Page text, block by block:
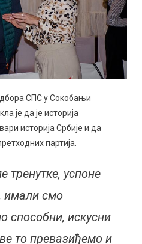
СПС у Сокобањи
је да је историја
историја Србије и да
партија.
тренутке, успоне
имали смо
способни, искусни
то превазиђемо и